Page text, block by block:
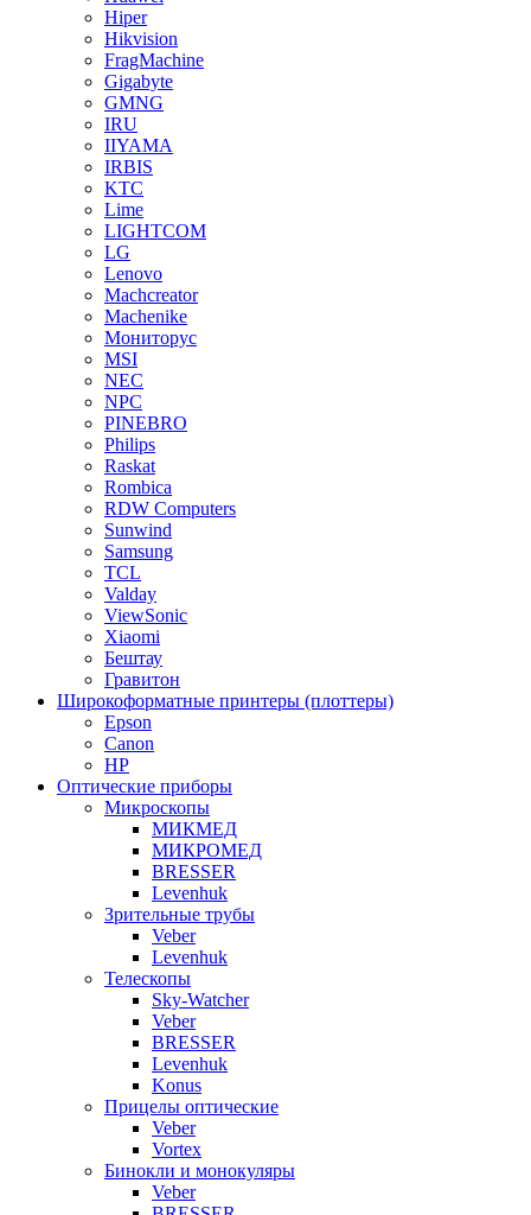
Hiper
Hikvision
FragMachine
Gigabyte
GMNG
IRU
IIYAMA
IRBIS
KTC
Lime
LIGHTCOM
LG
Lenovo
Machcreator
Machenike
Мониторус
MSI
NEC
NPC
PINEBRO
Philips
Raskat
Rombica
RDW Computers
Sunwind
Samsung
TCL
Valday
ViewSonic
Xiaomi
Бештау
Гравитон
Широкоформатные принтеры (плоттеры)
Epson
Canon
HP
Оптические приборы
Микроскопы
МИКМЕД
МИКРОМЕД
BRESSER
Levenhuk
Зрительные трубы
Veber
Levenhuk
Телескопы
Sky-Watcher
Veber
BRESSER
Levenhuk
Konus
Прицелы оптические
Veber
Vortex
Бинокли и монокуляры
Veber